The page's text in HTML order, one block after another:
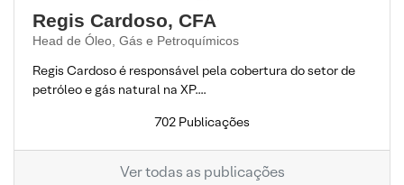
Regis Cardoso, CFA
Head de Óleo, Gás e Petroquímicos
Regis Cardoso é responsável pela cobertura do setor de
petróleo e gás natural na XP....
702 Publicações
Ver todas as publicações